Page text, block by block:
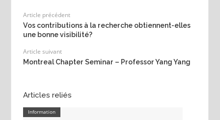
Article précédent
Vos contributions à la recherche obtiennent-elles
une bonne visibilité?
Article suivant
Montreal Chapter Seminar – Professor Yang Yang
Articles reliés
Information